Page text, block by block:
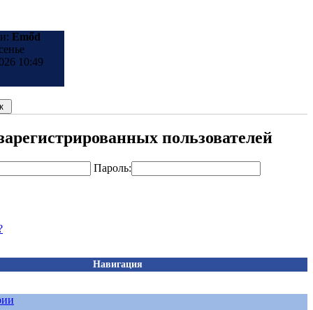
Emőd
10:49
пользователей
Пароль:
Навигация